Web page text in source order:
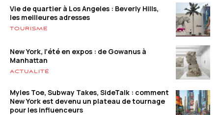
Vie de quartier à Los Angeles : Beverly Hills,
les meilleures adresses
TOURISME
New York, l’été en expos : de Gowanus à
Manhattan
ACTUALITÉ
Myles Toe, Subway Takes, SideTalk : comment
New York est devenu un plateau de tournage
pour les influenceurs